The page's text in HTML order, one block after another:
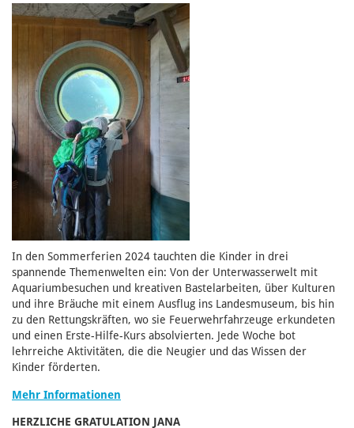
In den Sommerferien 2024 tauchten die Kinder in drei
spannende Themenwelten ein: Von der Unterwasserwelt mit
Aquariumbesuchen und kreativen Bastelarbeiten, über Kulturen
und ihre Bräuche mit einem Ausflug ins Landesmuseum, bis hin
zu den Rettungskräften, wo sie Feuerwehrfahrzeuge erkundeten
und einen Erste-Hilfe-Kurs absolvierten. Jede Woche bot
lehrreiche Aktivitäten, die die Neugier und das Wissen der
Kinder förderten.
Mehr Informationen
HERZLICHE GRATULATION JANA